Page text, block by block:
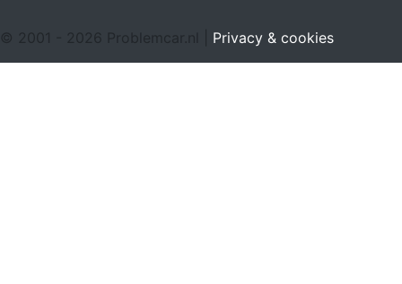
© 2001 - 2026 Problemcar.nl | Privacy & cookies